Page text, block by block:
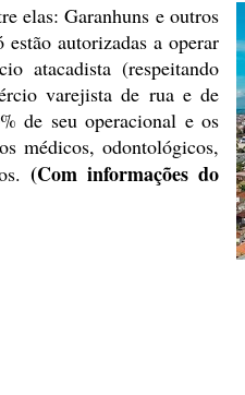
elas: Garanhuns e outros
estão autorizadas a operar
atacadista (respeitando
varejista de rua e de
de seu operacional e os
médicos, odontológicos,
(Com informações do